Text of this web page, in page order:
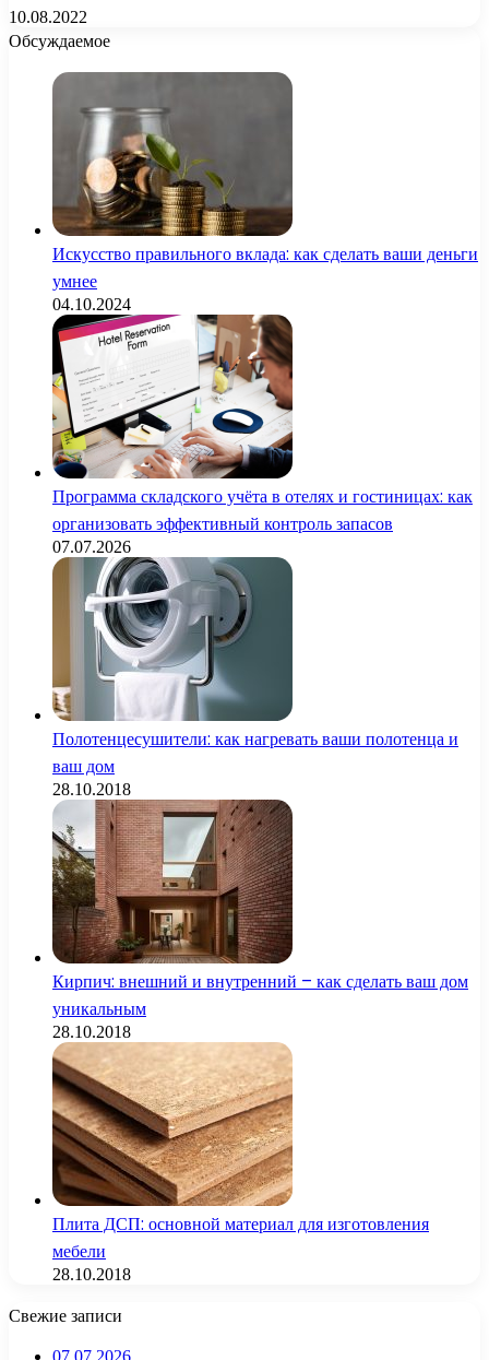
10.08.2022
Обсуждаемое
Искусство правильного вклада: как сделать ваши деньги
умнее
04.10.2024
Программа складского учёта в отелях и гостиницах: как
организовать эффективный контроль запасов
07.07.2026
Полотенцесушители: как нагревать ваши полотенца и
ваш дом
28.10.2018
Кирпич: внешний и внутренний – как сделать ваш дом
уникальным
28.10.2018
Плита ДСП: основной материал для изготовления
мебели
28.10.2018
Свежие записи
07.07.2026